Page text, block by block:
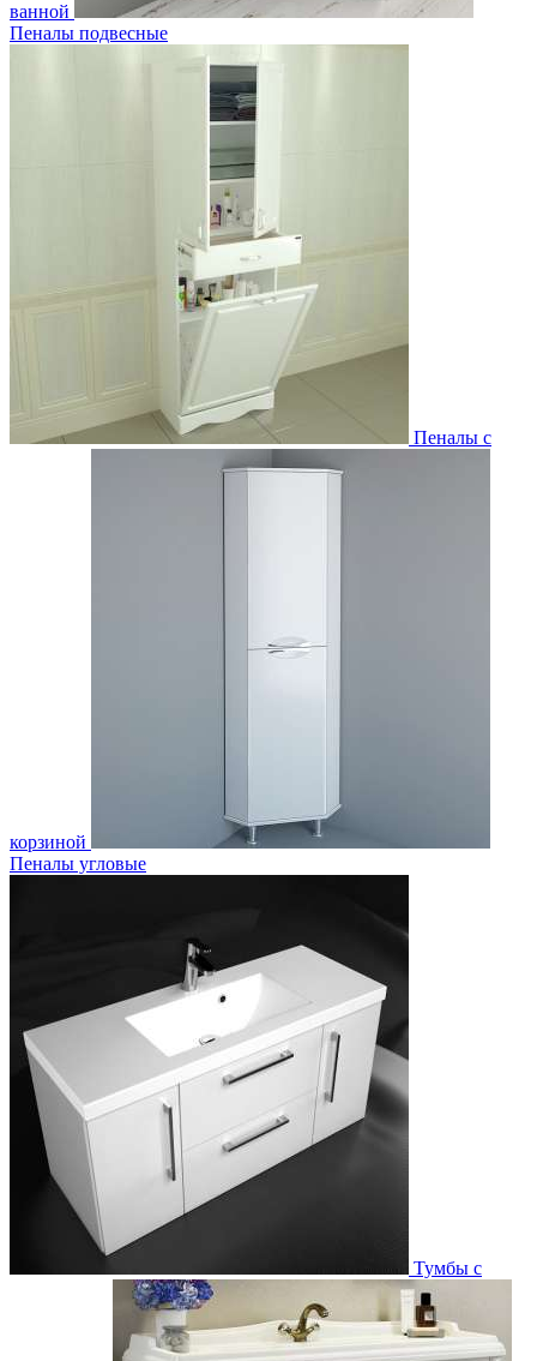
ванной
Пеналы подвесные
Пеналы с
корзиной
Пеналы угловые
Тумбы с